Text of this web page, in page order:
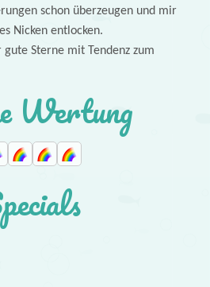
schon überzeugen und mir
Nicken entlocken.
Sterne mit Tendenz zum
Wertung